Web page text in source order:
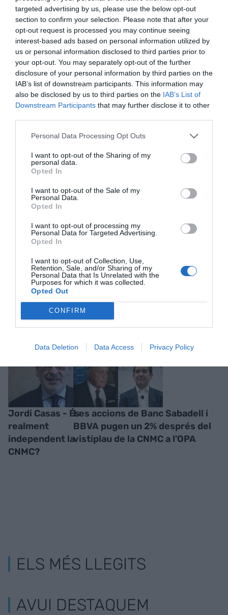
targeted advertising by us, please use the below opt-out
section to confirm your selection. Please note that after your
opt-out request is processed you may continue seeing
interest-based ads based on personal information utilized by
us or personal information disclosed to third parties prior to
your opt-out. You may separately opt-out of the further
disclosure of your personal information by third parties on the
IAB’s list of downstream participants. This information may
also be disclosed by us to third parties on the IAB’s List of
Downstream Participants that may further disclose it to other
Personal Data Processing Opt Outs
I want to opt-out of the Sharing of my
personal data.
Opted In
I want to opt-out of the Sale of my
Personal Data.
Opted In
I want to opt-out of processing my
Personal Data for Targeted Advertising.
Opted In
I want to opt-out of Collection, Use,
Retention, Sale, and/or Sharing of my
Personal Data that Is Unrelated with the
Purposes for which it was collected.
Opted Out
CONFIRM
Data Deletion Data Access Privacy Policy
fet arribar a Espanya un dictamen motivat perquè
transposi la directiva comunitària relativa al
comerç d'emissions contaminants.
Dins aquest àmbit, Brussel·les ha enviat un segon
dictamen motivat a l'Estat per no convertir en llei
nacional les normes relatives al comerç
d'emissions que afecten el sector de l'aviació, un
pas que s'havia d'haver completat, a tot estirar, el
desembre del 2023.
Afegir
Estigues informat amb les últimes notícies d'actualitat
ACTIVAR ARA
RELACIONADES
Jordi Casas - És
realment
independent la
CNMC?
Les accions de Banc Sabadell i
BBVA pugen un 2% després del
vistiplau de la CNMC a l'OPA
ELS MÉS LLEGITS
AVUI DESTAQUEM